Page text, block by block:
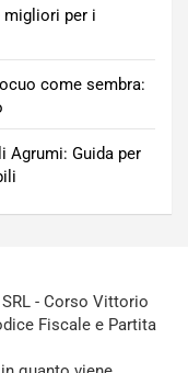
migliori per i
come sembra:
Agrumi: Guida per
- Corso Vittorio
Fiscale e Partita